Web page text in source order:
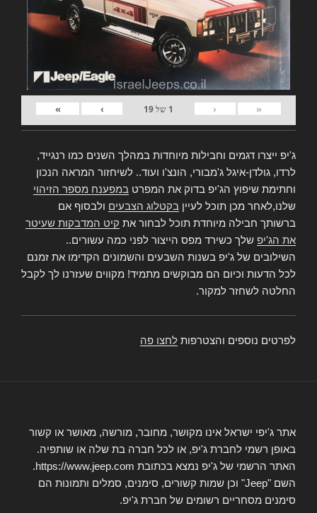
«
‹
1 של19
›
»
ג'יפ ייצרו דגמים וחבילות מיוחדות במהלך השנים כמו רנגייד,
לרדו, גולדן-איגל ג'מבורי, הונצ'ו ועוד.. לשיחזור המראה הנכון
וחתימת שיפוץ הג'יפ בדוק את המפרט במפענח מספר הזיהוי
שלנו,לאחר מכן תוכל לעיין בקטלוג הצבעים ולבסוף אם
ברשותך חבילה מיוחדת תוכל לבחור את קיט המדבקות שעיטר
את הג'יפ שלך כשירד מפס הייצור לפני כמה עשורים..
השילובים של ג'יפ בשנות השבעים והשמונים הקדימו את זמנם
לכל הדעות וכיום הם מבוקשים מתמיד! מקווים שעזרנו לך לקבל
החלטה לשחזר למקור.
לפרטים נוספים והצטרפות לחצו פה
אתר ג'יפי ישראל אינו מקושר, מחובר, מורשה, מאושר או קשור
באופן רשמי לחברת ג'יפ, או לכל חברה בת שלה או שותפיה.
האתר הרשמי של ג'יפ נמצא בכתובת https://www.jeep.com.
השם "Jeep" וכן שמות קשורים, סימנים, סמלים ותמונות הם
סימנים מסחריים רשומים של חברת ג'יפ.